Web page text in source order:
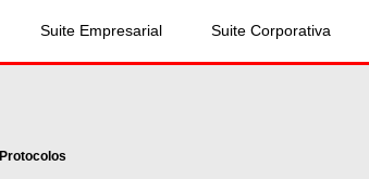
Suite Empresarial Suite Corporativa
Protocolos